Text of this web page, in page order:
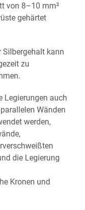
von 8–10 mm²
gehärtet
Silbergehalt kann
zu
Legierungen auch
Wänden
werden,
die Legierung
Kronen und